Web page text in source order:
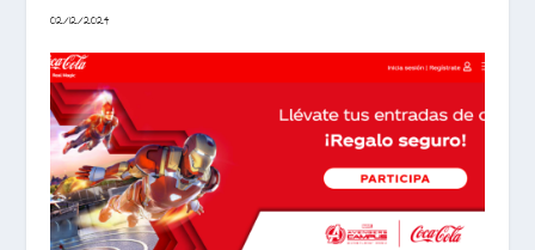
02/12/2024